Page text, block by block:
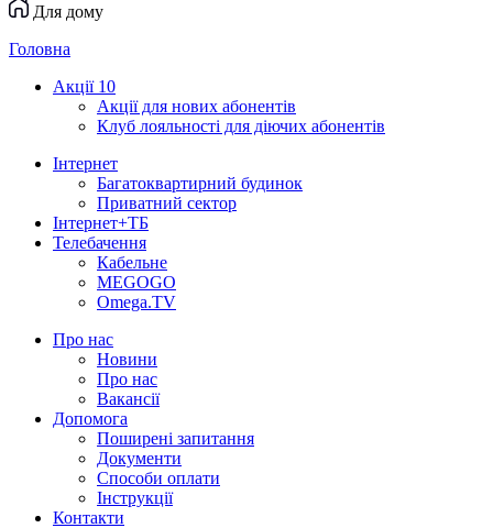
Для дому
Головна
Акції 10
Акції для нових абонентів
Клуб лояльності для діючих абонентів
Інтернет
Багатоквартирний будинок
Приватний сектор
Інтернет+ТБ
Телебачення
Кабельне
MEGOGO
Omega.TV
Про нас
Новини
Про нас
Вакансії
Допомога
Поширені запитання
Документи
Способи оплати
Інструкції
Контакти